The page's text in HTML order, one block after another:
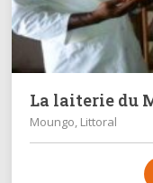
La laiterie du
Moungo, Littoral